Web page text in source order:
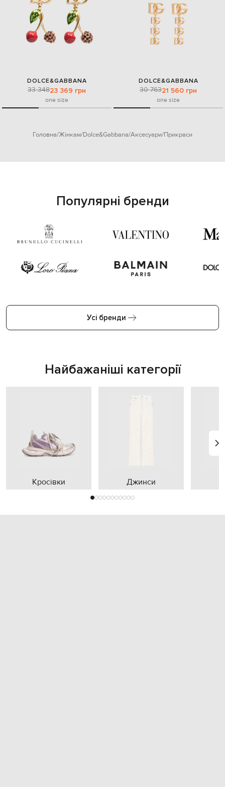
DOLCE&GABBANA
33 34823 369 грн
one size
DOLCE&GABBANA
30 76321 560 грн
one size
Головна Жінкам Dolce&Gabbana Аксесуари Прикраси
Популярні бренди
Усі бренди
Найбажаніші категорії
Кросівки Джинси